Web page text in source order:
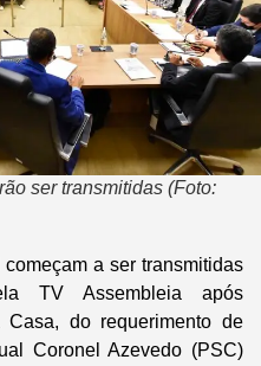
ser transmitidas (Foto:
a ser transmitidas
TV Assembleia após
do requerimento de
Coronel Azevedo (PSC)